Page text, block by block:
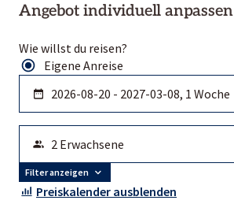
Angebot individuell anpassen
Wie willst du reisen?
Eigene Anreise
Filter anzeigen
Preiskalender ausblenden